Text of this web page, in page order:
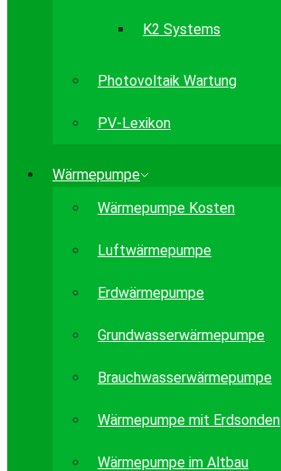
K2 Systems
Photovoltaik Wartung
PV-Lexikon
Wärmepumpe
Wärmepumpe Kosten
Luftwärmepumpe
Erdwärmepumpe
Grundwasserwärmepumpe
Brauchwasserwärmepumpe
Wärmepumpe mit Erdsonden
Wärmepumpe im Altbau